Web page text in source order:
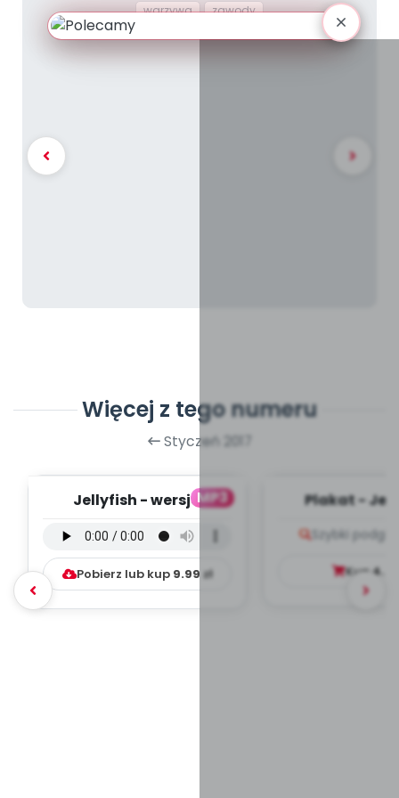
warzywa zawody
Więcej z tego numeru
Styczeń 2017
MP3
Jellyfish - wersja
mp3)
Pobierz lub kup 9.99 zł
Plakat - Jellyfishs
Szybki
Kup